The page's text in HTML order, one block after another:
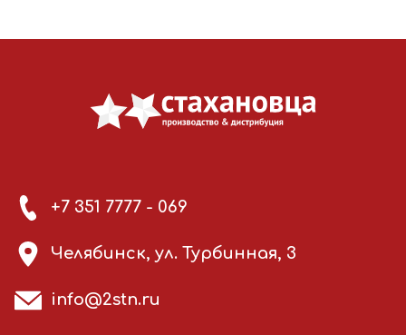
+7 351 7777 - 069
Челябинск, ул. Турбинная, 3
info@2stn.ru